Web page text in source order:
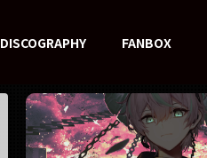
DISCOGRAPHY FANBOX